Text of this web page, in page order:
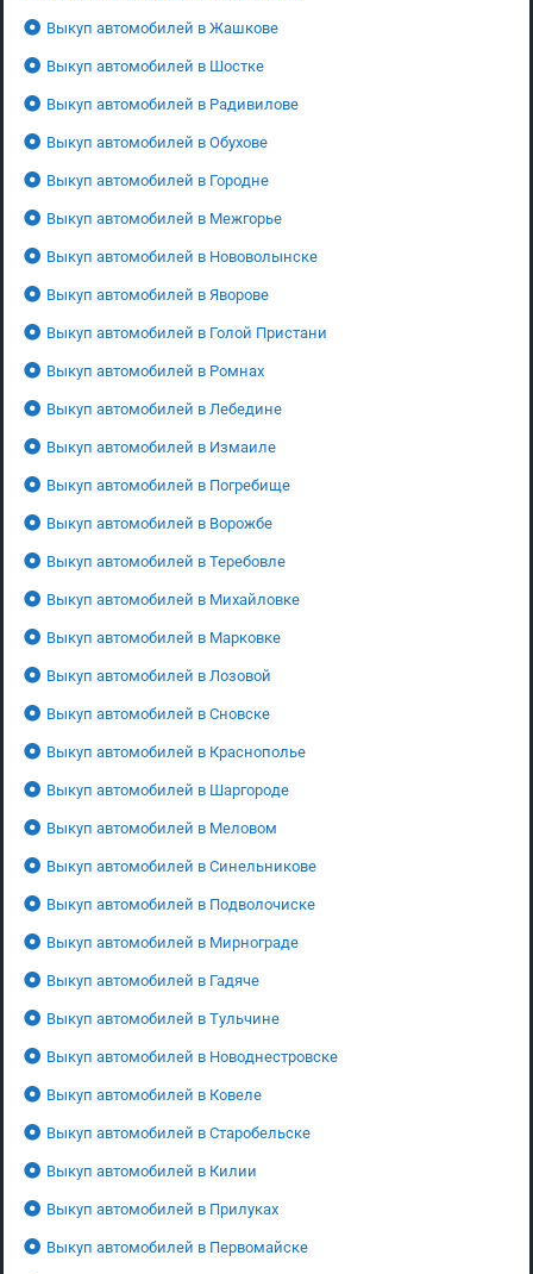
Выкуп автомобилей в Жашкове
Выкуп автомобилей в Шостке
Выкуп автомобилей в Радивилове
Выкуп автомобилей в Обухове
Выкуп автомобилей в Городне
Выкуп автомобилей в Межгорье
Выкуп автомобилей в Нововолынске
Выкуп автомобилей в Яворове
Выкуп автомобилей в Голой Пристани
Выкуп автомобилей в Ромнах
Выкуп автомобилей в Лебедине
Выкуп автомобилей в Измаиле
Выкуп автомобилей в Погребище
Выкуп автомобилей в Ворожбе
Выкуп автомобилей в Теребовле
Выкуп автомобилей в Михайловке
Выкуп автомобилей в Марковке
Выкуп автомобилей в Лозовой
Выкуп автомобилей в Сновске
Выкуп автомобилей в Краснополье
Выкуп автомобилей в Шаргороде
Выкуп автомобилей в Меловом
Выкуп автомобилей в Синельникове
Выкуп автомобилей в Подволочиске
Выкуп автомобилей в Мирнограде
Выкуп автомобилей в Гадяче
Выкуп автомобилей в Тульчине
Выкуп автомобилей в Новоднестровске
Выкуп автомобилей в Ковеле
Выкуп автомобилей в Старобельске
Выкуп автомобилей в Килии
Выкуп автомобилей в Прилуках
Выкуп автомобилей в Первомайске